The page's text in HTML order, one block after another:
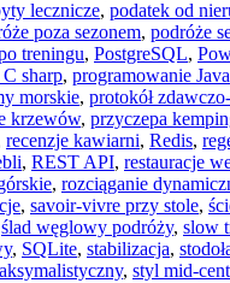
lecznicze, podatek od
poza sezonem, podróże
treningu, PostgreSQL,
sharp, programowanie Java
morskie, protokół
krzewów, przyczepa
recenzje kawiarni, Redis,
, REST API, restauracje
, rozciąganie
, savoir-vivre przy stole,
ślad węglowy podróży, slow
, SQLite, stabilizacja,
, styl mid-